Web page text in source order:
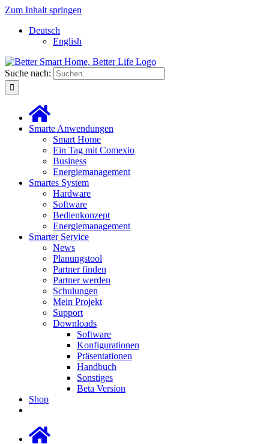
Zum Inhalt springen
Deutsch
English
Suche nach:
Smarte Anwendungen
Smart Home
Ein Tag mit Comexio
Business
Energiemanagement
Smartes System
Hardware
Software
Bedienkonzept
Energiemanagement
Smarter Service
News
Planungstool
Partner finden
Partner werden
Schulungen
Mein Projekt
Support
Downloads
Software
Konfigurationen
Präsentationen
Handbuch
Sonstiges
Beta Version
Shop